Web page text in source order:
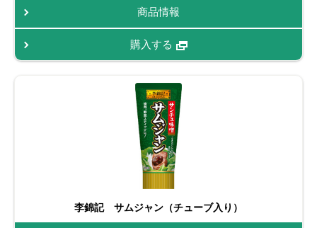
商品情報
購入する
李錦記 サムジャン（チューブ入り）